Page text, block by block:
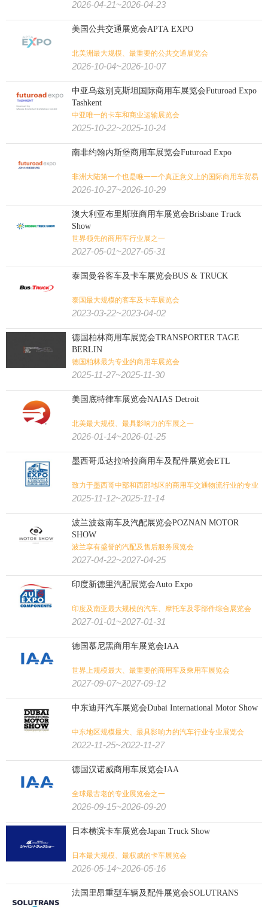
2026-04-21~2026-04-23
美国公共交通展览会APTA EXPO
北美洲最大规模、最重要的公共交通展览会
2026-10-04~2026-10-07
中亚乌兹别克斯坦国际商用车展览会Futuroad Expo
Tashkent
中亚唯一的卡车和商业运输展览会
2025-10-22~2025-10-24
南非约翰内斯堡商用车展览会Futuroad Expo
非洲大陆第一个也是唯一一个真正意义上的国际商用车贸易
展
2026-10-27~2026-10-29
澳大利亚布里斯班商用车展览会Brisbane Truck
Show
世界领先的商用车行业展之一
2027-05-01~2027-05-31
泰国曼谷客车及卡车展览会BUS & TRUCK
泰国最大规模的客车及卡车展览会
2023-03-22~2023-04-02
德国柏林商用车展览会TRANSPORTER TAGE
BERLIN
德国柏林最为专业的商用车展览会
2025-11-27~2025-11-30
美国底特律车展览会NAIAS Detroit
北美最大规模、最具影响力的车展之一
2026-01-14~2026-01-25
墨西哥瓜达拉哈拉商用车及配件展览会ETL
致力于墨西哥中部和西部地区的商用车交通物流行业的专业
展会平台
2025-11-12~2025-11-14
波兰波兹南车及汽配展览会POZNAN MOTOR
SHOW
波兰享有盛誉的汽配及售后服务展览会
2027-04-22~2027-04-25
印度新德里汽配展览会Auto Expo
印度及南亚最大规模的汽车、摩托车及零部件综合展览会
2027-01-01~2027-01-31
德国慕尼黑商用车展览会IAA
世界上规模最大、最重要的商用车及乘用车展览会
2027-09-07~2027-09-12
中东迪拜汽车展览会Dubai International Motor Show
中东地区规模最大、最具影响力的汽车行业专业展览会
2022-11-25~2022-11-27
德国汉诺威商用车展览会IAA
全球最古老的专业展览会之一
2026-09-15~2026-09-20
日本横滨卡车展览会Japan Truck Show
日本最大规模、最权威的卡车展览会
2026-05-14~2026-05-16
法国里昂重型车辆及配件展览会SOLUTRANS